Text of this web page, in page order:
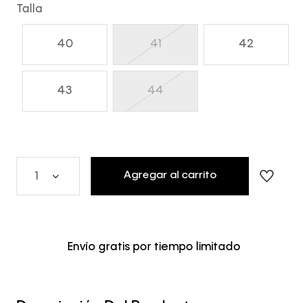
Talla
40 41 42
43 44
Agregar al carrito
Envío gratis por tiempo limitado